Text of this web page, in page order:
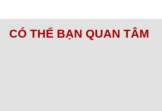
CÓ THỂ BẠN QUAN TÂM